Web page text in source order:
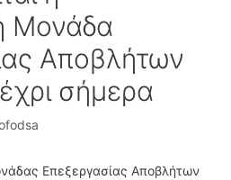
Μονάδα
Αποβλήτων
σήμερα
Επεξεργασίας Αποβλήτων